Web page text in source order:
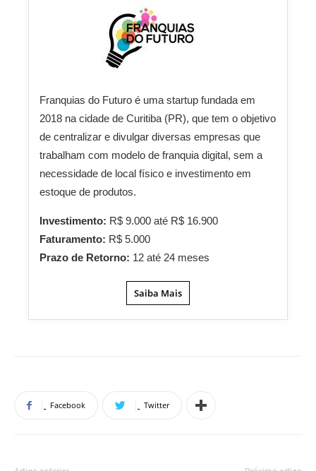
Franquias do Futuro é uma startup fundada em
2018 na cidade de Curitiba (PR), que tem o objetivo
de centralizar e divulgar diversas empresas que
trabalham com modelo de franquia digital, sem a
necessidade de local físico e investimento em
estoque de produtos.
Investimento: R$ 9.000 até R$ 16.900
Faturamento: R$ 5.000
Prazo de Retorno: 12 até 24 meses
Saiba Mais
Facebook Twitter